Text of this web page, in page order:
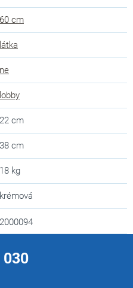
60 cm
látka
ne
lobby
22 cm
38 cm
18 kg
krémová
2000094
030